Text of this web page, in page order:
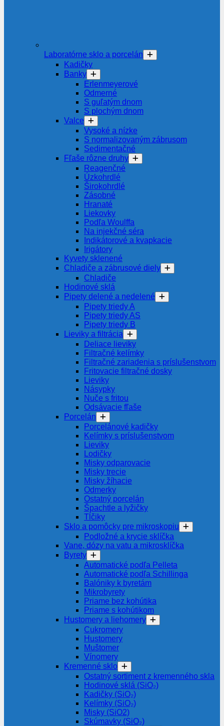
Laboratórne sklo a porcelán
Kadičky
Banky
Erlenmeyerové
Odmerné
S guľatým dnom
S plochým dnom
Valce
Vysoké a nízke
S normalizovaným zábrusom
Sedimentačné
Fľaše rôzne druhy
Reagenčné
Úzkohrdlé
Širokohrdlé
Zásobné
Hranaté
Liekovky
Podľa Woulffa
Na injekčné séra
Indikátorové a kvapkacie
Irigátory
Kyvety sklenené
Chladiče a zábrusové diely
Chladiče
Hodinové sklá
Pipety delené a nedelené
Pipety triedy A
Pipety triedy AS
Pipety triedy B
Lieviky a filtrácia
Deliace lieviky
Filtračné kelímky
Filtračné zariadenia s príslušenstvom
Fritovacie filtračné dosky
Lieviky
Násypky
Nuče s fritou
Odsávacie fľaše
Porcelán
Porcelánové kadičky
Kelímky s príslušenstvom
Lieviky
Lodičky
Misky odparovacie
Misky trecie
Misky žíhacie
Odmerky
Ostatný porcelán
Špachtle a lyžičky
Tĺčiky
Sklo a pomôcky pre mikroskopiu
Podložné a krycie sklíčka
Vane, dózy na vatu a mikrosklíčka
Byrety
Automatické podľa Pelleta
Automatické podľa Schillinga
Balóniky k byretám
Mikrobyrety
Priame bez kohútika
Priame s kohútikom
Hustomery a liehomery
Cukromery
Hustomery
Muštomer
Vínomery
Kremenné sklo
Ostatný sortiment z kremenného skla
Hodinové sklá (SiO₂)
Kadičky (SiO₂)
Kelímky (SiO₂)
Misky (SiO2)
Skúmavky (SiO₂)